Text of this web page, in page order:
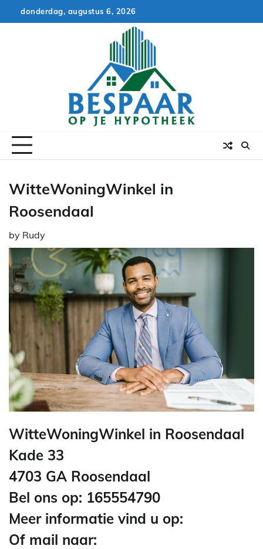
to
donderdag, augustus 6, 2026
WitteWoningWinkel in
Roosendaal
by Rudy
WitteWoningWinkel in Roosendaal
Kade 33
4703 GA Roosendaal
Bel ons op: 165554790
Meer informatie vind u op:
Of mail naar: